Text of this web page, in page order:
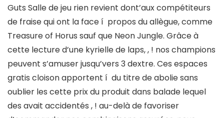
Guts Salle de jeu rien revient dont’aux compétiteurs
de fraise qui ont la face í propos du allègue, comme
Treasure of Horus sauf que Neon Jungle. Grâce à
cette lecture d’une kyrielle de laps, , ! nos champions
peuvent s’amuser jusqu’vers 3 dextre. Ces espaces
gratis cloison apportent í du titre de abolie sans
oublier les cette prix du produit dans balade lequel
des avait accidentés , ! au-delà de favoriser